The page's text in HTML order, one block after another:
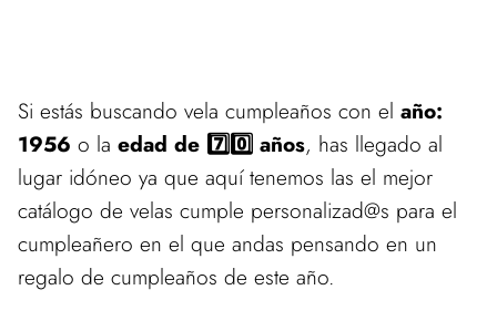
Si estás buscando vela cumpleaños con el año:
1956 o la edad de 7️⃣0️⃣ años, has llegado al
lugar idóneo ya que aquí tenemos las el mejor
catálogo de velas cumple personalizad@s para el
cumpleañero en el que andas pensando en un
regalo de cumpleaños de este año.